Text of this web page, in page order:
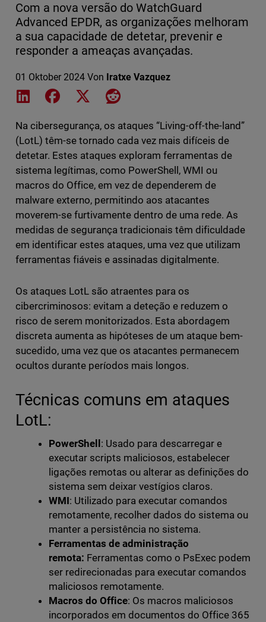
Com a nova versão do WatchGuard
Advanced EPDR, as organizações melhoram
a sua capacidade de detetar, prevenir e
responder a ameaças avançadas.
01 Oktober 2024 Von Iratxe Vazquez
Share on LinkedIn
Share on Facebook
Share on XShare on Reddit
Na cibersegurança, os ataques “Living-off-the-land”
(LotL) têm-se tornado cada vez mais difíceis de
detetar. Estes ataques exploram ferramentas de
sistema legítimas, como PowerShell, WMI ou
macros do Office, em vez de dependerem de
malware externo, permitindo aos atacantes
moverem-se furtivamente dentro de uma rede. As
medidas de segurança tradicionais têm dificuldade
em identificar estes ataques, uma vez que utilizam
ferramentas fiáveis e assinadas digitalmente.
Os ataques LotL são atraentes para os
cibercriminosos: evitam a deteção e reduzem o
risco de serem monitorizados. Esta abordagem
discreta aumenta as hipóteses de um ataque bem-
sucedido, uma vez que os atacantes permanecem
ocultos durante períodos mais longos.
Técnicas comuns em ataques
LotL:
PowerShell : Usado para descarregar e
executar scripts maliciosos, estabelecer
ligações remotas ou alterar as definições do
sistema sem deixar vestígios claros.
WMI: Utilizado para executar comandos
remotamente, recolher dados do sistema ou
manter a persistência no sistema.
Ferramentas de administração
remota: Ferramentas como o PsExec podem
ser redirecionadas para executar comandos
maliciosos remotamente.
Macros do Office: Os macros maliciosos
incorporados em documentos do Office 365